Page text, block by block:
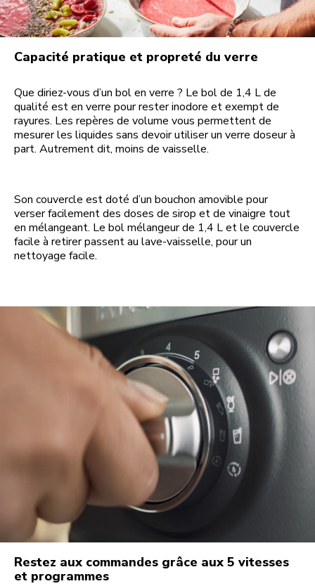
Capacité pratique et propreté du verre
Que diriez-vous d’un bol en verre ? Le bol de 1,4 L de
qualité est en verre pour rester inodore et exempt de
rayures. Les repères de volume vous permettent de
mesurer les liquides sans devoir utiliser un verre doseur à
part. Autrement dit, moins de vaisselle.
Son couvercle est doté d’un bouchon amovible pour
verser facilement des doses de sirop et de vinaigre tout
en mélangeant. Le bol mélangeur de 1,4 L et le couvercle
facile à retirer passent au lave-vaisselle, pour un
nettoyage facile.
Restez aux commandes grâce aux 5 vitesses
et programmes